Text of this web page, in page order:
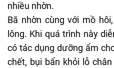
nhiều nhờn.
Bã nhờn cùng với mồ
lông. Khi quá trình này
có tác dụng dưỡng ẩm
chết, bụi bẩn khỏi lỗ